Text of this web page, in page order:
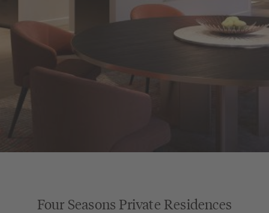
Four Seasons Private Residences